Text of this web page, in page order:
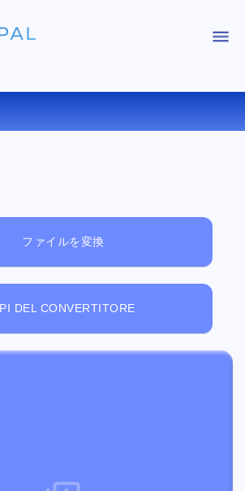
ンファイルビューアー
ファイルを変換
DEL CONVERTITORE